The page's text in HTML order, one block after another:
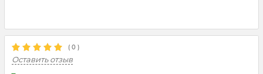
( 0 )
Оставить отзыв